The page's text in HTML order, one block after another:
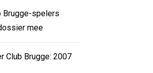
Brugge-spelers
mee
Club Brugge: 2007